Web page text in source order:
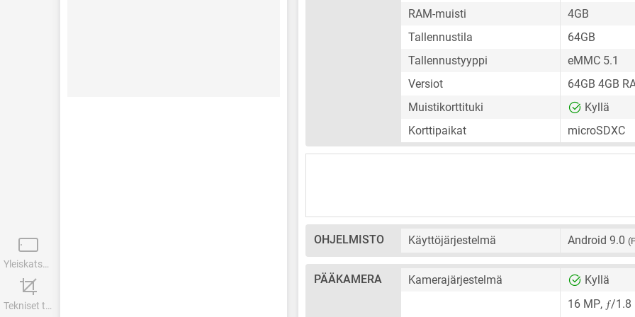
RAM-muisti
4GB
Tallennustila
64GB
Tallennustyyppi
eMMC 5.1
Versiot
64GB 4GB
Muistikorttituki
Kyllä
Korttipaikat
microSDXC
OHJELMISTO Käyttöjärjestelmä Android 9.0
PÄÄKAMERA Kamerajärjestelmä Kyllä
16 MP, ƒ/1.8
Yleiskatsaus
Tekniset tiedot